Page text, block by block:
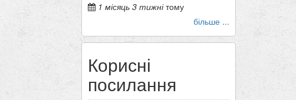
1 місяць 3 тижнітому
більше ...
Корисні
посилання